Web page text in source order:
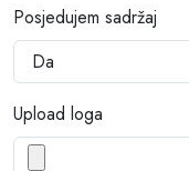
Posjedujem sadržaj
Upload loga